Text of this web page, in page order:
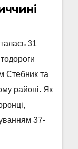
31
Стебник та
районі. Як
37-